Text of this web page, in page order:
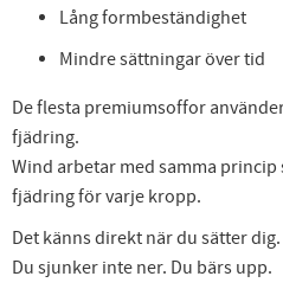
Lång formbeständighet
Mindre sättningar över tid
De flesta premiumsoffor
fjädring.
Wind arbetar med samma
fjädring för varje kropp.
Det känns direkt när du sätter dig.
Du sjunker inte ner. Du bärs upp.